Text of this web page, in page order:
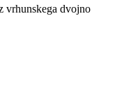
vrhunskega dvojno